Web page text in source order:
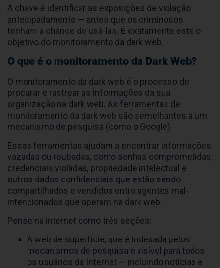
A chave é identificar as exposições de violação
antecipadamente — antes que os criminosos
tenham a chance de usá-las. É exatamente este o
objetivo do monitoramento da dark web.
O que é o monitoramento da Dark Web?
O monitoramento da dark web é o processo de
procurar e rastrear as informações da sua
organização na dark web. As ferramentas de
monitoramento da dark web são semelhantes a um
mecanismo de pesquisa (como o Google).
Essas ferramentas ajudam a encontrar informações
vazadas ou roubadas, como senhas comprometidas,
credenciais violadas, propriedade intelectual e
outros dados confidenciais que estão sendo
compartilhados e vendidos entre agentes mal-
intencionados que operam na dark web.
Pense na internet como três seções:
A web de superfície, que é indexada pelos
mecanismos de pesquisa e visível para todos
os usuários da Internet — incluindo notícias e